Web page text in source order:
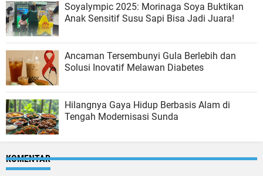
Soyalympic 2025: Morinaga Soya Buktikan
Anak Sensitif Susu Sapi Bisa Jadi Juara!
Ancaman Tersembunyi Gula Berlebih dan
Solusi Inovatif Melawan Diabetes
Hilangnya Gaya Hidup Berbasis Alam di
Tengah Modernisasi Sunda
KOMENTAR